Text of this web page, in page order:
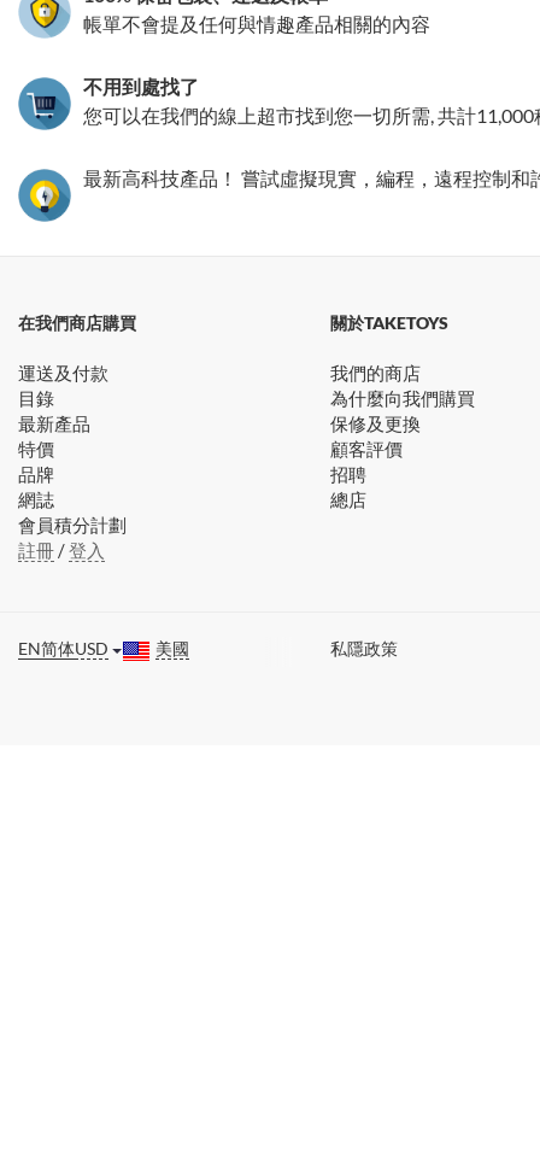
帳單不會提及任何與情趣產品相關的內容
不用到處找了
您可以在我們的線上超市找到您一切所需, 共計11,000
最新高科技產品！ 嘗試虛擬現實，編程，遠程控制
在我們商店購買
運送及付款
目錄
最新產品
特價
品牌
網誌
會員積分計劃
註冊/登入
關於TAKETOYS
我們的商店
為什麼向我們購買
保修及更換
顧客評價
招聘
總店
EN简体USD 美國 私隱政策